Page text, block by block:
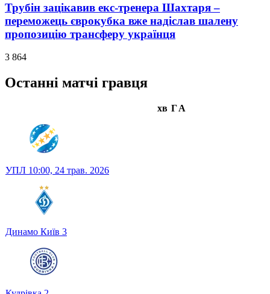
Трубін зацікавив екс-тренера Шахтаря –
переможець єврокубка вже надіслав шалену
пропозицію трансферу українця
3 864
Останні матчі гравця
хв ГА
УПЛ 10:00, 24 трав. 2026
Динамо Київ 3